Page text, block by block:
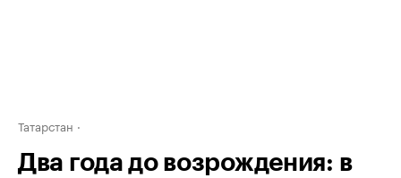
Татарстан
Два года до возрождения: в